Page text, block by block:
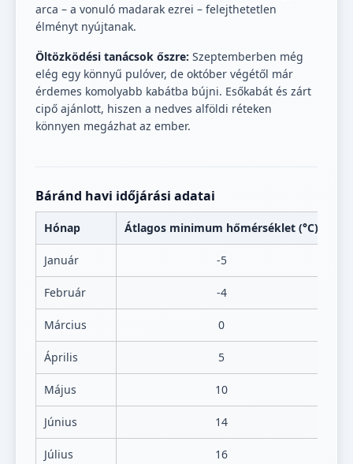
arca – a vonuló madarak ezrei – felejthetetlen
élményt nyújtanak.
Öltözködési tanácsok őszre: Szeptemberben még
elég egy könnyű pulóver, de október végétől már
érdemes komolyabb kabátba bújni. Esőkabát és zárt
cipő ajánlott, hiszen a nedves alföldi réteken
könnyen megázhat az ember.
Báránd havi időjárási adatai
Hónap Átlagos minimum hőmérséklet (°C)
Január -5
Február -4
Március 0
Április 5
Május 10
Június 14
Július 16